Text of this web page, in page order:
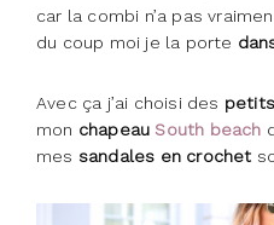
car la combi n’a pas
du coup moi je la porte
Avec ça j’ai choisi des
mon chapeau South beach
mes sandales en crochet